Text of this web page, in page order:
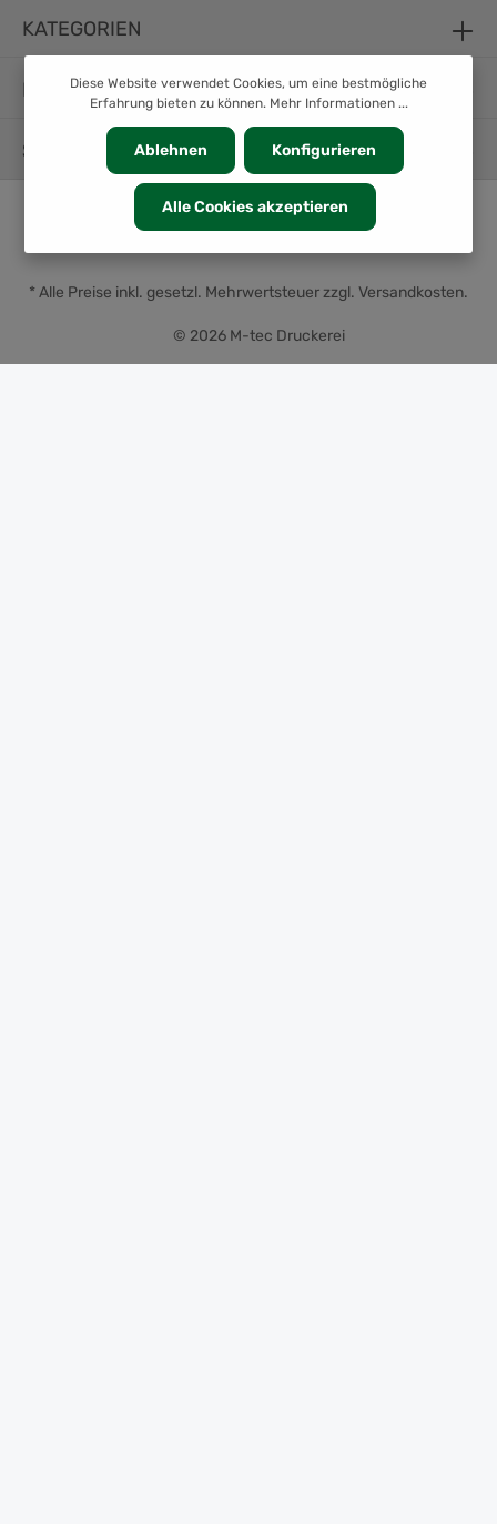
KATEGORIEN
INFORMATION
SERVICE
© 2026 M-tec Druckerei
* Alle Preise inkl. gesetzl. Mehrwertsteuer zzgl. Versandkosten.
Diese Website verwendet Cookies, um eine bestmögliche
Erfahrung bieten zu können. Mehr Informationen ...
Ablehnen Konfigurieren
Alle Cookies akzeptieren